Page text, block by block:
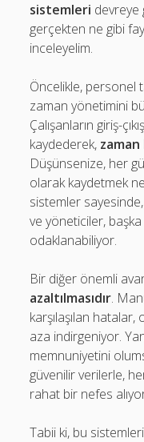
sistemleri devreye
gerçekten ne gibi
inceleyelim.
Öncelikle, personel
zaman yönetimini
Çalışanların giriş-
kaydederek, zaman
Düşünsenize, her
olarak kaydetmek
sistemler
ve yöneticiler,
odaklanabiliyor.
Bir diğer önemli
azaltılmasıdır.
karşılaşılan
aza indirgeniyor.
memnuniyetini
güvenilir verilerle,
rahat bir nefes
Tabii ki, bu